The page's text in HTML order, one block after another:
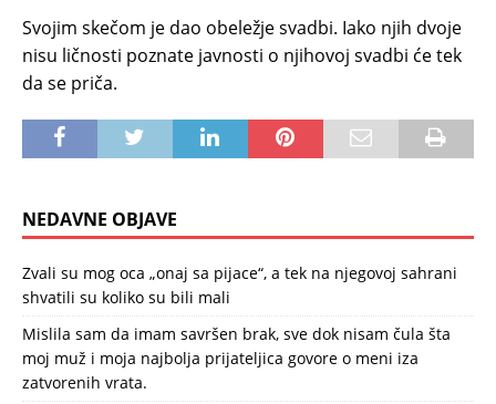
Svojim skečom je dao obeležje svadbi. Iako njih dvoje
nisu ličnosti poznate javnosti o njihovoj svadbi će tek
da se priča.
NEDAVNE OBJAVE
Zvali su mog oca „onaj sa pijace“, a tek na njegovoj sahrani
shvatili su koliko su bili mali
Mislila sam da imam savršen brak, sve dok nisam čula šta
moj muž i moja najbolja prijateljica govore o meni iza
zatvorenih vrata.